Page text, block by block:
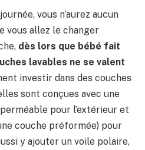
vous n’aurez aucun
vous allez le changer
dès lors que bébé fait
lavables ne se valent
investir dans des couches
sont conçues avec une
pour l’extérieur et
couche préformée) pour
y ajouter un voile polaire,